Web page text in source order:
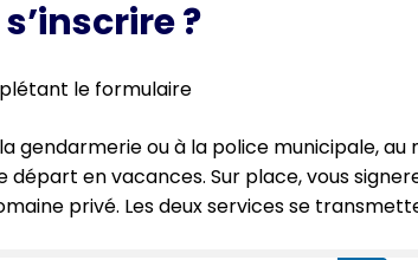
?
le formulaire
gendarmerie ou à la police municipale, au
départ en vacances. Sur place, vous
privé. Les deux services se